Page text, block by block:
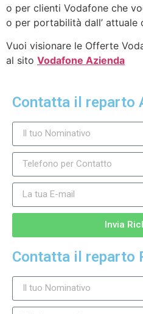
o per clienti Vodafone che
o per portabilità dall’ attuale
Vuoi visionare le Offerte
al sito Vodafone Azienda
Contatta il reparto
Invia
Contatta il reparto